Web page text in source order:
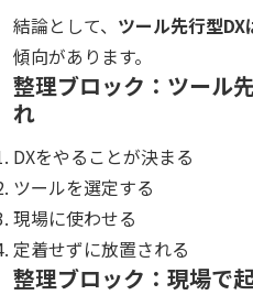
結論として、 ツール先行型
傾向があります。
整理ブロック：ツール
れ
DXをやることが決まる
ツールを選定する
現場に使わせる
定着せずに放置される
整理ブロック：現場で